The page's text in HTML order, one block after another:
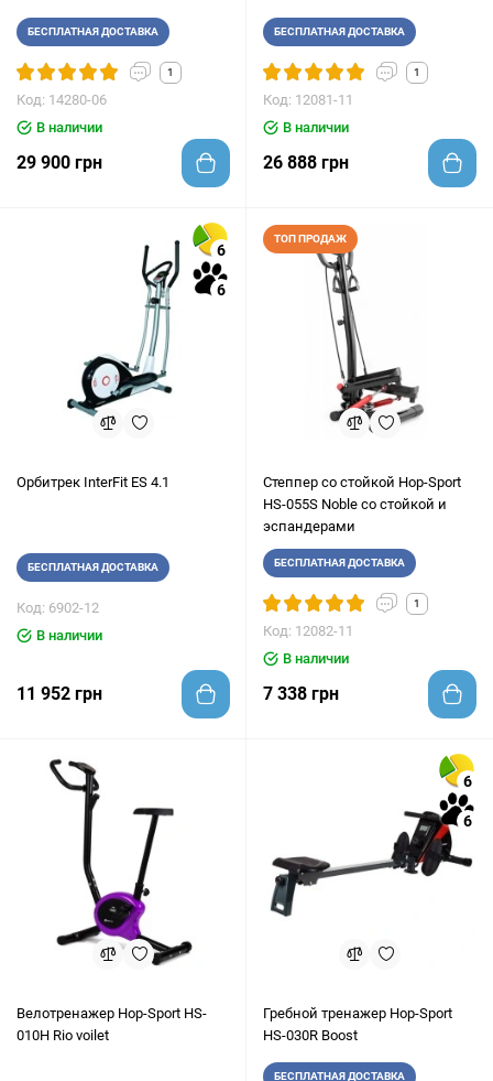
БЕСПЛАТНАЯ ДОСТАВКА
1
Код: 14280-06
В наличии
29 900 грн
БЕСПЛАТНАЯ ДОСТАВКА
1
Код: 12081-11
В наличии
26 888 грн
6
6
Орбитрек InterFit ES 4.1
БЕСПЛАТНАЯ ДОСТАВКА
Код: 6902-12
В наличии
11 952 грн
ТОП ПРОДАЖ
Степпер со стойкой Hop-Sport
HS-055S Noble со стойкой и
эспандерами
БЕСПЛАТНАЯ ДОСТАВКА
1
Код: 12082-11
В наличии
7 338 грн
Велотренажер Hop-Sport HS-
010H Rio voilet
6
6
Гребной тренажер Hop-Sport
HS-030R Boost
БЕСПЛАТНАЯ ДОСТАВКА